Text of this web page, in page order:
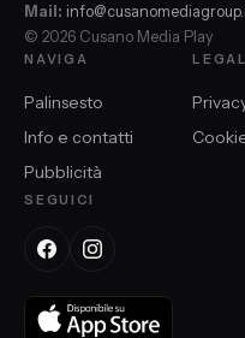
Mail:
© 2026 Cusano Media Play
NAVIGA
Palinsesto
Info e contatti
Pubblicità
SEGUICI